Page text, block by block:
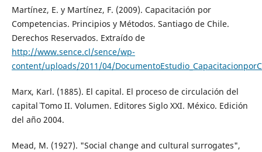
Martínez, E. y Martínez, F. (2009). Capacitación por
Competencias. Principios y Métodos. Santiago de Chile.
Derechos Reservados. Extraído de
http://www.sence.cl/sence/wp-
content/uploads/2011/04/
Marx, Karl. (1885). ¨El capital. El proceso de circulación del
capital¨ Tomo II. Volumen. Editores Siglo XXI. México. Edición
del año 2004.
Mead, M. (1927). "Social change and cultural surrogates",